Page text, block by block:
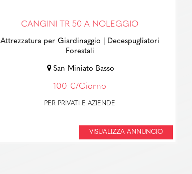
CANGINI TR 50 A NOLEGGIO
Attrezzatura per Giardinaggio
| Decespugliatori
Forestali
San Miniato Basso
100 €/Giorno
PER PRIVATI E AZIENDE
VISUALIZZA ANNUNCIO